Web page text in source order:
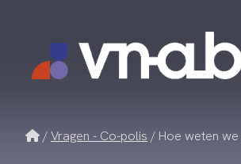
Home
Vragen - Co-polis Hoe weten